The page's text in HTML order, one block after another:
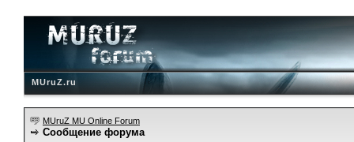
MUruZ.ru
MUruZ MU Online Forum
Сообщение форума